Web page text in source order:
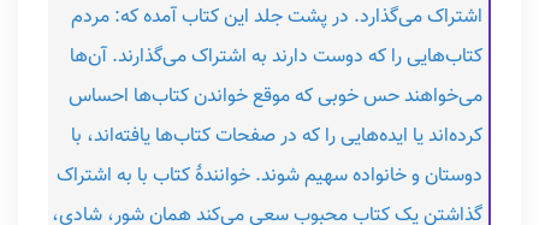
اشتراک می‌گذارد. در پشت جلد این کتاب آمده که: مردم
کتاب‌هایی را که دوست دارند به اشتراک می‌گذارند. آن‌ها
می‌خواهند حس خوبی که موقع خواندن کتاب‌ها احساس
کرده‌اند یا ایده‌هایی را که در صفحات کتاب‌ها یافته‌اند، با
دوستان و خانواده سهیم شوند. خوانندۀ کتاب با به ‌اشتراک
گذاشتن یک کتاب محبوب سعی می‌کند همان شور، شادی،